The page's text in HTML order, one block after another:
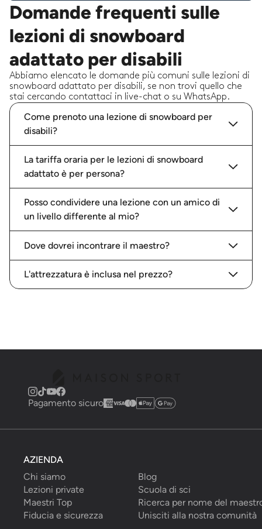
Domande frequenti sulle
lezioni di snowboard
adattato per disabili
Abbiamo elencato le domande più comuni sulle lezioni di
snowboard adattato per disabili, se non trovi quello che
stai cercando contattaci in live-chat o su WhatsApp.
Come prenoto una lezione di snowboard per
disabili?
La tariffa oraria per le lezioni di snowboard
adattato è per persona?
Posso condividere una lezione con un amico di
un livello differente al mio?
Dove dovrei incontrare il maestro?
L'attrezzatura è inclusa nel prezzo?
Pagamento sicuro
AZIENDA
Chi siamo
Blog
Lezioni private
Scuola di sci
Maestri Top
Ricerca per nome del
Fiducia e sicurezza
Unisciti alla nostra comunità